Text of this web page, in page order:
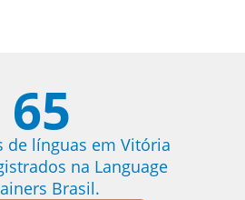
65
de línguas em Vitória
na Language
Brasil.